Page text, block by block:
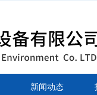
新闻动态